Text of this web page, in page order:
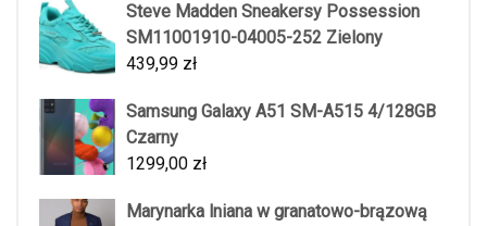
Steve Madden Sneakersy Possession
SM11001910-04005-252 Zielony
439,99 zł
Samsung Galaxy A51 SM-A515 4/128GB
Czarny
1299,00 zł
Marynarka lniana w granatowo-brązową